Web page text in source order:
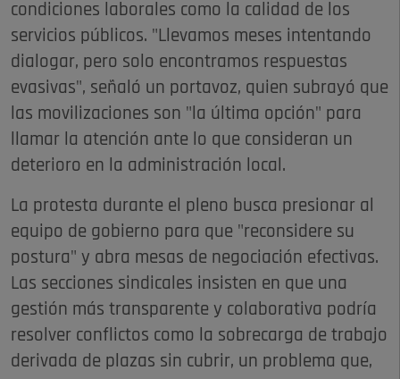
condiciones laborales como la calidad de los
servicios públicos. "Llevamos meses intentando
dialogar, pero solo encontramos respuestas
evasivas", señaló un portavoz, quien subrayó que
las movilizaciones son "la última opción" para
llamar la atención ante lo que consideran un
deterioro en la administración local.
La protesta durante el pleno busca presionar al
equipo de gobierno para que "reconsidere su
postura" y abra mesas de negociación efectivas.
Las secciones sindicales insisten en que una
gestión más transparente y colaborativa podría
resolver conflictos como la sobrecarga de trabajo
derivada de plazas sin cubrir, un problema que,